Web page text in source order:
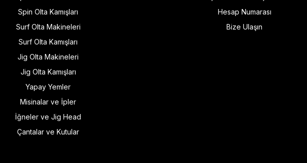
Spin Olta Kamışları
Surf Olta Makineleri
Surf Olta Kamışları
Jig Olta Makineleri
Jig Olta Kamışları
Yapay Yemler
Misinalar ve İpler
İğneler ve Jig Head
Çantalar ve Kutular
Hesap Numarası
Bize Ulaşın